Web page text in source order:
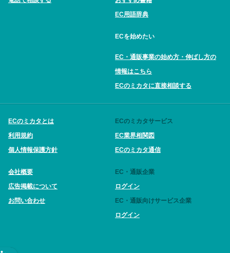
EC用語辞典
ECを始めたい
EC・通販事業の始め方・伸ばし方の
情報はこちら
ECのミカタに直接相談する
ECのミカタとは
利用規約
個人情報保護方針
会社概要
広告掲載について
お問い合わせ
ECのミカタサービス
EC業界相関図
ECのミカタ通信
EC・通販企業
ログイン
EC・通販向けサービス企業
ログイン